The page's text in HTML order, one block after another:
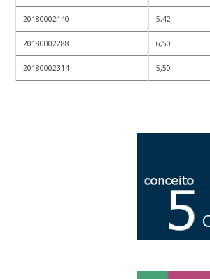
20180002140 5,42
20180002288 6,50
20180002314 5,50